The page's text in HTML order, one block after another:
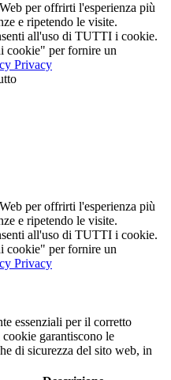
per offrirti l'esperienza più
e ripetendo le visite.
all'uso di TUTTI i cookie.
cookie" per fornire un
Privacy
per offrirti l'esperienza più
e ripetendo le visite.
all'uso di TUTTI i cookie.
cookie" per fornire un
Privacy
essenziali per il corretto
garantiscono le
di sicurezza del sito web, in